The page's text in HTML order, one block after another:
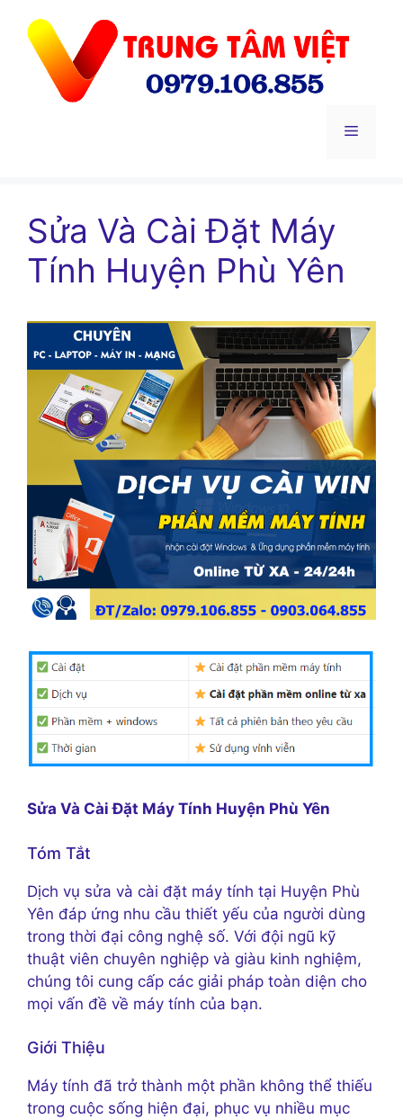
Menu
Sửa Và Cài Đặt Máy
Tính Huyện Phù Yên
Sửa Và Cài Đặt Máy Tính Huyện Phù Yên
Tóm Tắt
Dịch vụ sửa và cài đặt máy tính tại Huyện Phù
Yên đáp ứng nhu cầu thiết yếu của người dùng
trong thời đại công nghệ số. Với đội ngũ kỹ
thuật viên chuyên nghiệp và giàu kinh nghiệm,
chúng tôi cung cấp các giải pháp toàn diện cho
mọi vấn đề về máy tính của bạn.
Giới Thiệu
Máy tính đã trở thành một phần không thể thiếu
trong cuộc sống hiện đại, phục vụ nhiều mục